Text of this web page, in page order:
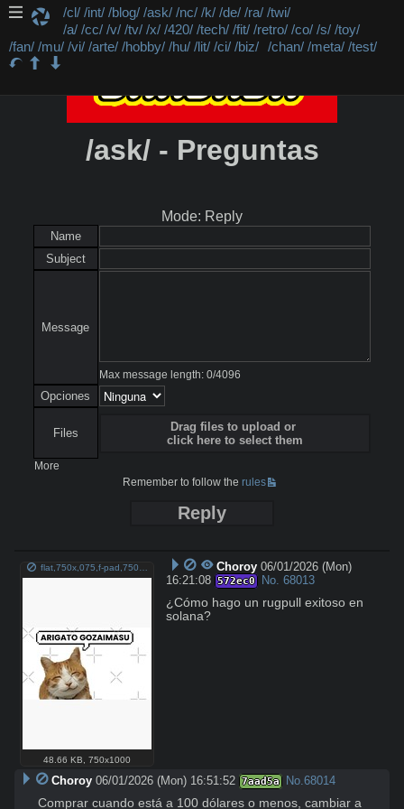
/cl/ /int/ /blog/ /ask/ /nc/ /k/ /de/ /ra/ /twi/
/a/ /cc/ /v/ /tv/ /x/ /420/ /tech/ /fit/ /retro/ /co/ /s/ /toy/
/fan/ /mu/ /vi/ /arte/ /hobby/ /hu/ /lit/ /ci/ /biz/ /chan/ /meta/ /test/
/ask/ - Preguntas
Mode: Reply
Name
Subject
Message
Max message length: 0/4096
Opciones
Files
Drag files to upload or
click here to select them
More
Remember to follow therules
Reply
48.66 KB ,750x1000
Choroy 06/01/2026 (Mon)
16:21:08 572ec0 No. 68013
¿Cómo hago un rugpull exitoso en
solana?
Choroy 06/01/2026 (Mon) 16:51:52 7aad5a No.68014
Comprar cuando está a 100 dólares o menos, cambiar a